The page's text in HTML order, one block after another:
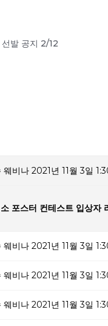
발 공지 2/12
웨비나 2021년 11월 3일
포스터 컨테스트 입상자
웨비나 2021년 11월 3일
웨비나 2021년 11월 3일
웨비나 2021년 11월 3일